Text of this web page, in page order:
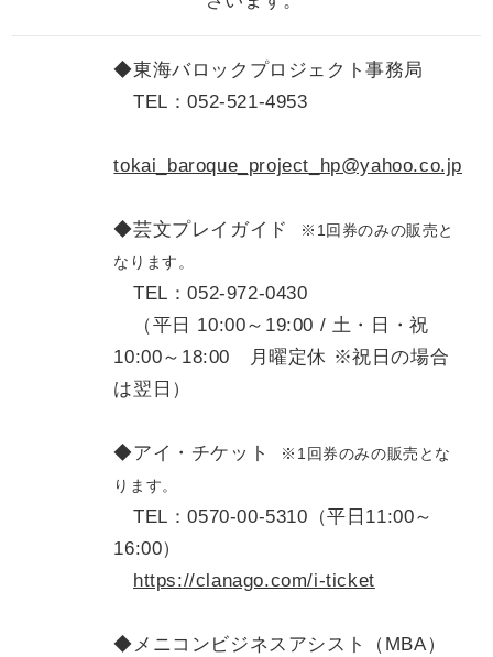
◆東海バロックプロジェクト事務局
TEL：052-521-4953
tokai_baroque_project_hp@yahoo.co.jp
◆芸文プレイガイド
※1回券のみの販売と
なります。
TEL：052-972-0430
（平日 10:00～19:00 / 土・日・祝
10:00～18:00 月曜定休 ※祝日の場合
は翌日）
◆アイ・チケット
※1回券のみの販売とな
ります。
TEL：0570-00-5310（平日11:00～
16:00）
https://clanago.com/i-ticket
◆メニコンビジネスアシスト（MBA）